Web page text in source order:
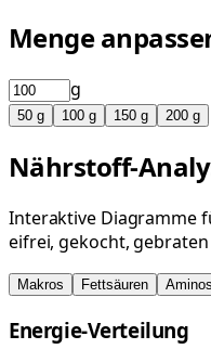
Menge
g
50 g 100 g 150 g 200 g
Nährstoff-
Interaktive Diagramme
eifrei, gekocht,
Makros Fettsäuren
Energie-Verteilung